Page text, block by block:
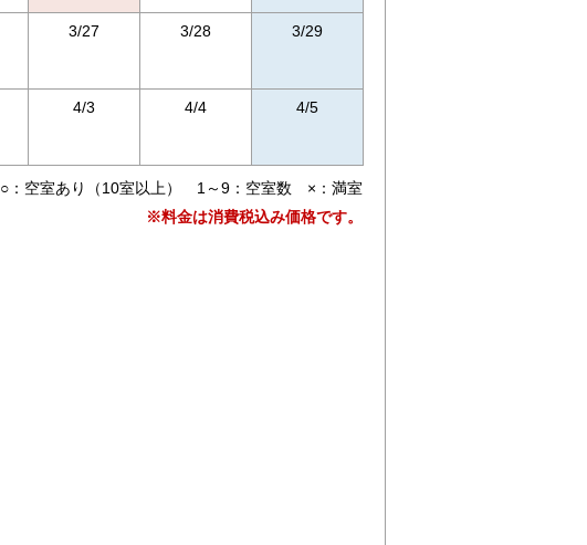
3/27 3/28 3/29
4/3 4/4 4/5
○：空室あり（10室以上） 1～9：空室数 ×：満室
※料金は消費税込み価格です。